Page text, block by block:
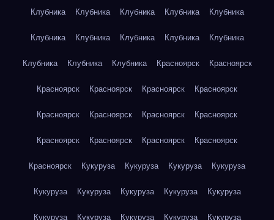
Клубника Клубника Клубника Клубника Клубника
Клубника Клубника Клубника Клубника Клубника
Клубника Клубника Клубника Красноярск Красноярск
Красноярск Красноярск Красноярск Красноярск
Красноярск Красноярск Красноярск Красноярск
Красноярск Красноярск Красноярск Красноярск
Красноярск Кукуруза Кукуруза Кукуруза Кукуруза
Кукуруза Кукуруза Кукуруза Кукуруза Кукуруза
Кукуруза Кукуруза Кукуруза Кукуруза Кукуруза